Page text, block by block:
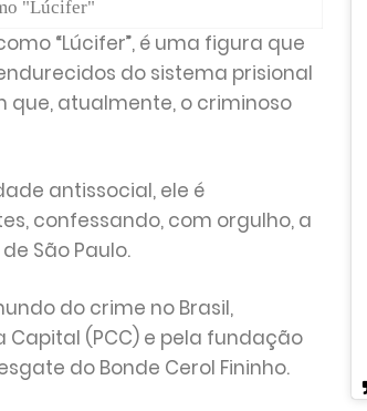
"Lúcifer"
“Lúcifer”, é uma figura que
do sistema prisional
que, atualmente, o criminoso
antissocial, ele é
confessando, com orgulho, a
São Paulo.
do crime no Brasil,
(PCC) e pela fundação
do Bonde Cerol Fininho.